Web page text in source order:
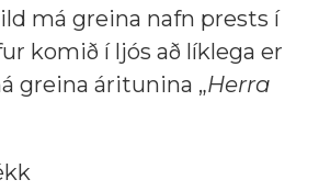
má greina nafn prests í
komið í ljós að líklega er
greina áritunina „Herra